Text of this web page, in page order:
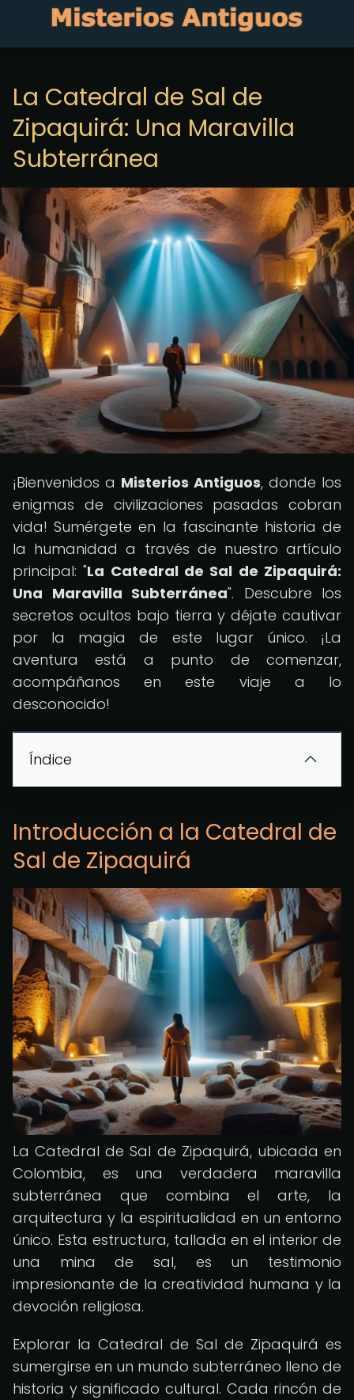
La Catedral de Sal de
Zipaquirá: Una Maravilla
Subterránea
¡Bienvenidos a Misterios Antiguos, donde los
enigmas de civilizaciones pasadas cobran
vida! Sumérgete en la fascinante historia de
la humanidad a través de nuestro artículo
principal: "La Catedral de Sal de Zipaquirá:
Una Maravilla Subterránea". Descubre los
secretos ocultos bajo tierra y déjate cautivar
por la magia de este lugar único. ¡La
aventura está a punto de comenzar,
acompáñanos en este viaje a lo
desconocido!
Índice
Introducción a la Catedral de
Sal de Zipaquirá
La Catedral de Sal de Zipaquirá, ubicada en
Colombia, es una verdadera maravilla
subterránea que combina el arte, la
arquitectura y la espiritualidad en un entorno
único. Esta estructura, tallada en el interior de
una mina de sal, es un testimonio
impresionante de la creatividad humana y la
devoción religiosa.
Explorar la Catedral de Sal de Zipaquirá es
sumergirse en un mundo subterráneo lleno de
historia y significado cultural. Cada rincón de